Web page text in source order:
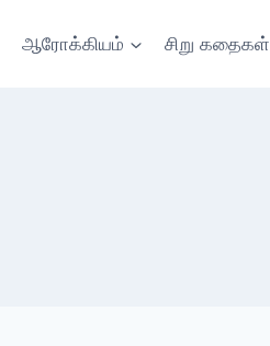
ஆரோக்கியம் சிறு கதைகள்